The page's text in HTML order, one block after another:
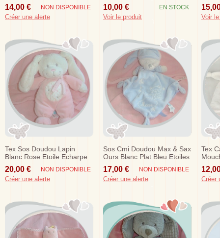
Cm
14,00 € NON DISPONIBLE
Créer une alerte
Corps Bleu
10,00 € EN STOCK
Voir le produit Voir
Tex Sos Doudou Lapin
Blanc Rose Etoile Echarpe
20,00 € NON DISPONIBLE
Créer une alerte
Sos Cmi Doudou Max & Sax
Ours Blanc Plat Bleu Etoiles
Lunes Moon
17,00 € NON DISPONIBLE
Créer une alerte
Tex
Fleur
Créer